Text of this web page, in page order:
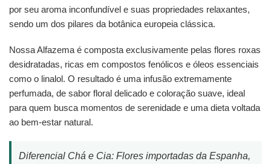
por seu aroma inconfundível e suas propriedades relaxantes,
sendo um dos pilares da botânica europeia clássica.
Nossa Alfazema é composta exclusivamente pelas flores roxas
desidratadas, ricas em compostos fenólicos e óleos essenciais
como o linalol. O resultado é uma infusão extremamente
perfumada, de sabor floral delicado e coloração suave, ideal
para quem busca momentos de serenidade e uma dieta voltada
ao bem-estar natural.
Diferencial Chá e Cia: Flores importadas da Espanha,